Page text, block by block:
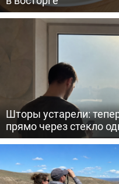
Шторы устарели:
прямо через стекло